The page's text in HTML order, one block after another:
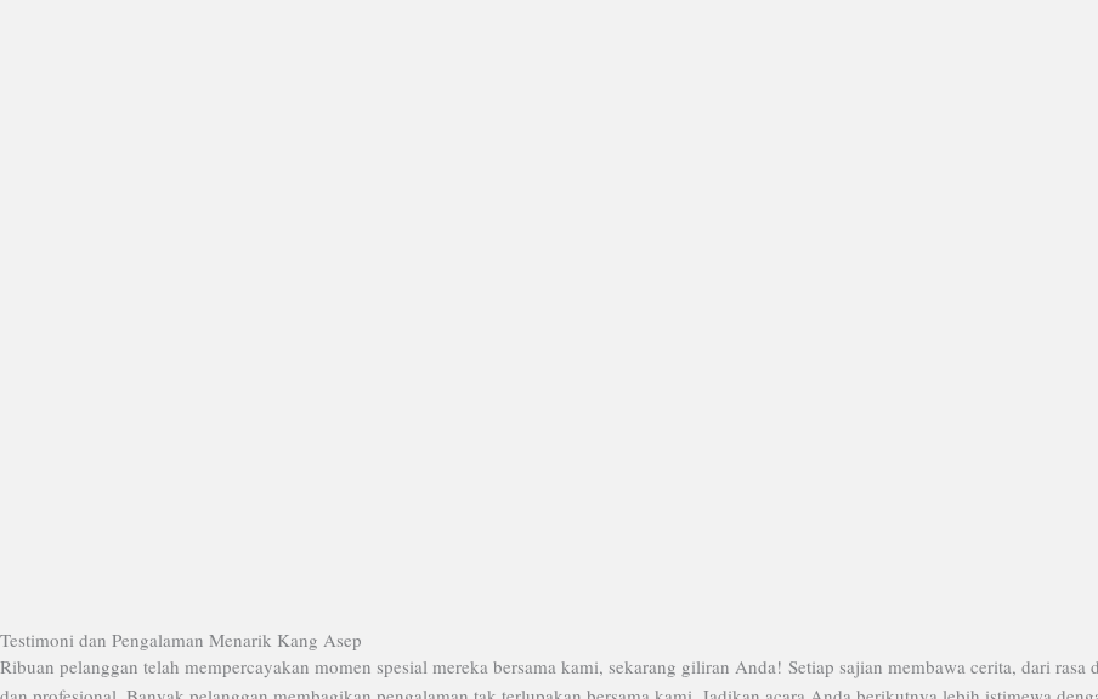
Testimoni dan Pengalaman Menarik Kang Asep
Ribuan pelanggan telah mempercayakan momen spesial mereka bersama kami, sekarang giliran Anda! Setiap sajian membawa cerita, dari